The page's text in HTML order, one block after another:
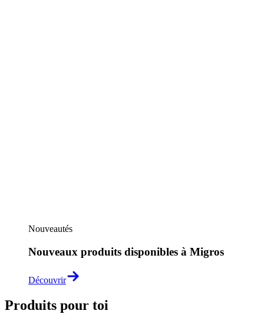
Nouveautés
Nouveaux produits disponibles à Migros
Découvrir
Produits pour toi